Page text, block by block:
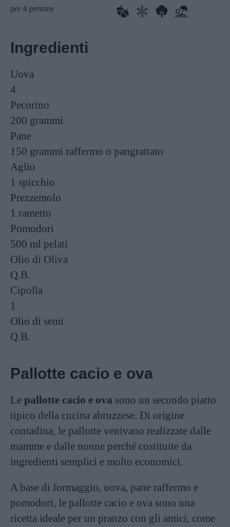
per 4 persone
Ingredienti
Uova
4
Pecorino
200 grammi
Pane
150 grammi raffermo o pangrattato
Aglio
1 spicchio
Prezzemolo
1 rametto
Pomodori
500 ml pelati
Olio di Oliva
Q.B.
Cipolla
1
Olio di semi
Q.B.
Pallotte cacio e ova
Le pallotte cacio e ova sono un secondo piatto
tipico della cucina abruzzese. Di origine
contadina, le pallotte venivano realizzate dalle
mamme e dalle nonne perché costituite da
ingredienti semplici e molto economici.
A base di formaggio, uova, pane raffermo e
pomodori, le pallotte cacio e ova sono una
ricetta ideale per un pranzo con gli amici, come